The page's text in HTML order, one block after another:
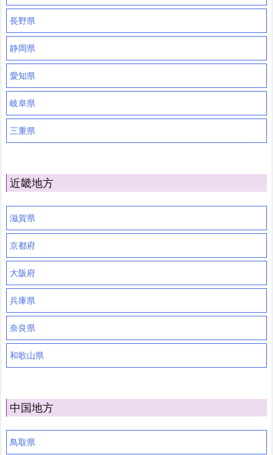
長野県
静岡県
愛知県
岐阜県
三重県
近畿地方
滋賀県
京都府
大阪府
兵庫県
奈良県
和歌山県
中国地方
鳥取県